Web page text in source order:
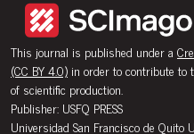
This journal is published under a
(CC BY 4.0) in order to contribute to
of scientific production.
Publisher: USFQ PRESS
Universidad San Francisco de Quito